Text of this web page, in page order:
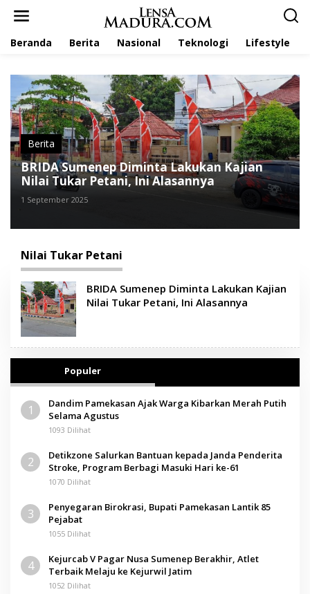
Beranda Berita Nasional Teknologi Lifestyle
Berita
BRIDA Sumenep Diminta Lakukan Kajian
Nilai Tukar Petani, Ini Alasannya
1 September 2025
Nilai Tukar Petani
BRIDA Sumenep Diminta Lakukan Kajian
Nilai Tukar Petani, Ini Alasannya
Populer
1
Dandim Pamekasan Ajak Warga Kibarkan Merah Putih
Selama Agustus
1093 Dilihat
2
Detikzone Salurkan Bantuan kepada Janda Penderita
Stroke, Program Berbagi Masuki Hari ke-61
1070 Dilihat
3
Penyegaran Birokrasi, Bupati Pamekasan Lantik 85
Pejabat
1055 Dilihat
4
Kejurcab V Pagar Nusa Sumenep Berakhir, Atlet
Terbaik Melaju ke Kejurwil Jatim
1052 Dilihat